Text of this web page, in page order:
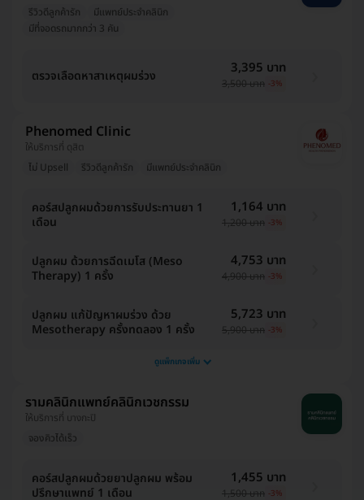
รีวิวดีลูกค้ารัก
มีแพทย์ประจำคลินิก
มีที่จอดรถมากกว่า 3 คัน
ตรวจเลือดหาสาเหตุผมร่วง 3,395 บาท
3,500 บาท -3%
Phenomed Clinic
ให้บริการที่ ดุสิต
ไม่ Upsell
รีวิวดีลูกค้ารัก มีแพทย์ประจำคลินิก
คอร์สปลูกผมด้วยการรับประทานยา 1
เดือน
1,164 บาท
1,200 บาท -3%
ปลูกผม ด้วยการฉีดเมโส (Meso
Therapy) 1 ครั้ง
4,753 บาท
4,900 บาท -3%
ปลูกผม แก้ปัญหาผมร่วง ด้วย
Mesotherapy ครั้งทดลอง 1 ครั้ง
5,723 บาท
5,900 บาท -3%
ดูแพ็กเกจเพิ่ม
รามคลินิกแพทย์คลินิกเวชกรรม
ให้บริการที่ บางกะปิ
จองคิวได้เร็ว
คอร์สปลูกผมด้วยยาปลูกผม พร้อม
ปรึกษาแพทย์ 1 เดือน
1,455 บาท
1,500 บาท -3%